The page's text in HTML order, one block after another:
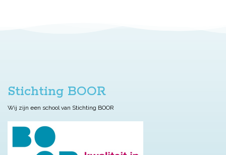
Stichting BOOR
Wij zijn een school van Stichting BOOR